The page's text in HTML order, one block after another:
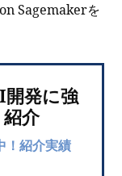
Sagemakerを
発に強
介
！紹介実績